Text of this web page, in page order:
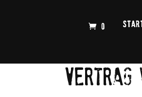
0
VERTRAG